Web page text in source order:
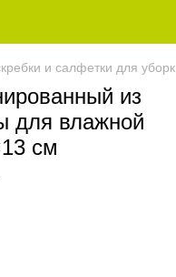
и салфетки для
из
для влажной
см